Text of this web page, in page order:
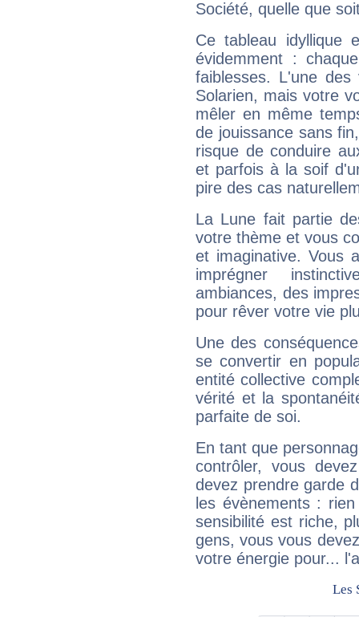
Société, quelle que
Ce tableau idyllique
évidemment :
faiblesses. L'une
Solarien, mais votre
mêler en même
de jouissance sans
risque de conduire
et parfois à la soif
pire des cas
La Lune fait partie
votre thème et vous
et imaginative. Vous
imprégner
ambiances, des
pour rêver votre vie
Une des
se convertir en
entité collective
vérité et la
parfaite de soi.
En tant que
contrôler, vous
devez prendre garde
les évènements :
sensibilité est riche,
gens, vous vous
votre énergie pour...